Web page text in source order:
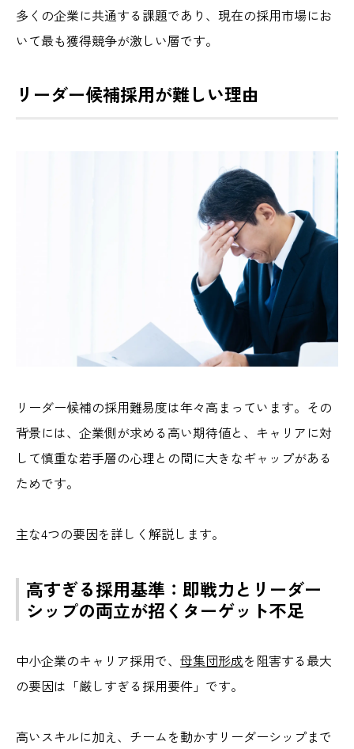
多くの企業に共通する課題であり、現在の採用市場にお
いて最も獲得競争が激しい層です。
リーダー候補採用が難しい理由
リーダー候補の採用難易度は年々高まっています。その
背景には、企業側が求める高い期待値と、キャリアに対
して慎重な若手層の心理との間に大きなギャップがある
ためです。
主な4つの要因を詳しく解説します。
高すぎる採用基準：即戦力とリーダー
シップの両立が招くターゲット不足
中小企業のキャリア採用で、 母集団形成を阻害する最大
の要因は「厳しすぎる採用要件」です。
高いスキルに加え、チームを動かすリーダーシップまで